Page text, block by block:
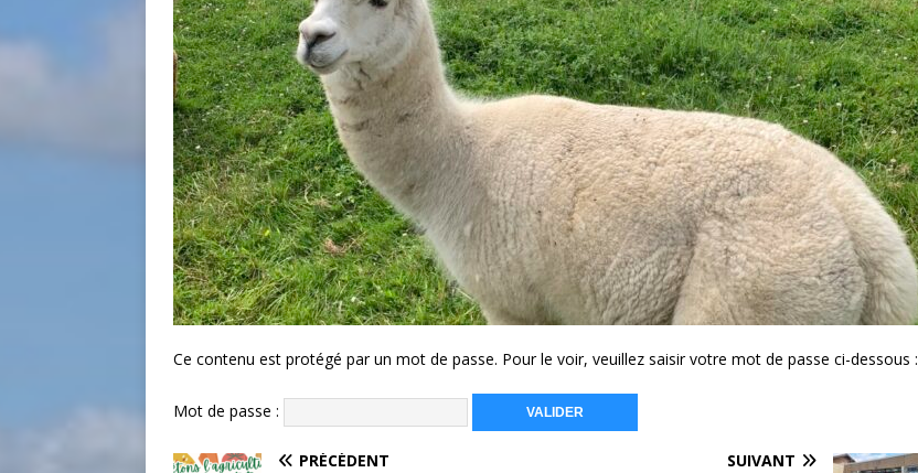
Ce contenu est protégé par un mot de passe. Pour le voir, veuillez saisir votre mot de passe ci-dessous :
Mot de passe :
PRÉCÉDENT SUIVANT